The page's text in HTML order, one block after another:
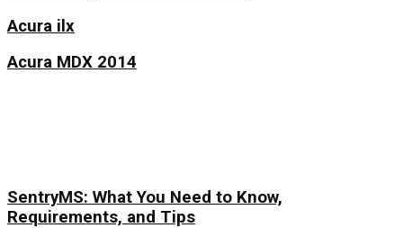
Acura ilx
Acura MDX 2014
SentryMS: What You Need to Know,
Requirements, and Tips